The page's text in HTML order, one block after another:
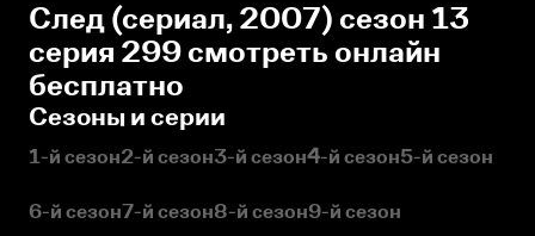
След (сериал, 2007) сезон 13
серия 299 смотреть онлайн
бесплатно
Сезоны и серии
1-й сезон2-й сезон3-й сезон4-й сезон5-й сезон
6-й сезон7-й сезон8-й сезон9-й сезон